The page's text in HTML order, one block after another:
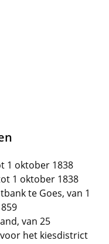
1 oktober 1838
1 oktober 1838
te Goes, van 1
van 25
het kiesdistrict